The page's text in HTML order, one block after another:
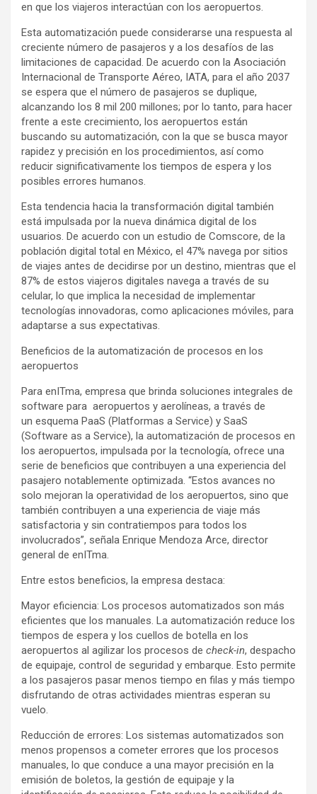
en que los viajeros interactúan con los aeropuertos.
Esta automatización puede considerarse una respuesta al
creciente número de pasajeros y a los desafíos de las
limitaciones de capacidad. De acuerdo con la Asociación
Internacional de Transporte Aéreo, IATA, para el año 2037
se espera que el número de pasajeros se duplique,
alcanzando los 8 mil 200 millones; por lo tanto, para hacer
frente a este crecimiento, los aeropuertos están
buscando su automatización, con la que se busca mayor
rapidez y precisión en los procedimientos, así como
reducir significativamente los tiempos de espera y los
posibles errores humanos.
Esta tendencia hacia la transformación digital también
está impulsada por la nueva dinámica digital de los
usuarios. De acuerdo con un estudio de Comscore, de la
población digital total en México, el 47% navega por sitios
de viajes antes de decidirse por un destino, mientras que el
87% de estos viajeros digitales navega a través de su
celular, lo que implica la necesidad de implementar
tecnologías innovadoras, como aplicaciones móviles, para
adaptarse a sus expectativas.
Beneficios de la automatización de procesos en los
aeropuertos
Para enITma, empresa que brinda soluciones integrales de
software para aeropuertos y aerolíneas, a través de
un esquema PaaS (Platformas a Service) y SaaS
(Software as a Service), la automatización de procesos en
los aeropuertos, impulsada por la tecnología, ofrece una
serie de beneficios que contribuyen a una experiencia del
pasajero notablemente optimizada. “Estos avances no
solo mejoran la operatividad de los aeropuertos, sino que
también contribuyen a una experiencia de viaje más
satisfactoria y sin contratiempos para todos los
involucrados”, señala Enrique Mendoza Arce, director
general de enITma.
Entre estos beneficios, la empresa destaca:
Mayor eficiencia: Los procesos automatizados son más
eficientes que los manuales. La automatización reduce los
tiempos de espera y los cuellos de botella en los
aeropuertos al agilizar los procesos de check-in, despacho
de equipaje, control de seguridad y embarque. Esto permite
a los pasajeros pasar menos tiempo en filas y más tiempo
disfrutando de otras actividades mientras esperan su
vuelo.
Reducción de errores: Los sistemas automatizados son
menos propensos a cometer errores que los procesos
manuales, lo que conduce a una mayor precisión en la
emisión de boletos, la gestión de equipaje y la